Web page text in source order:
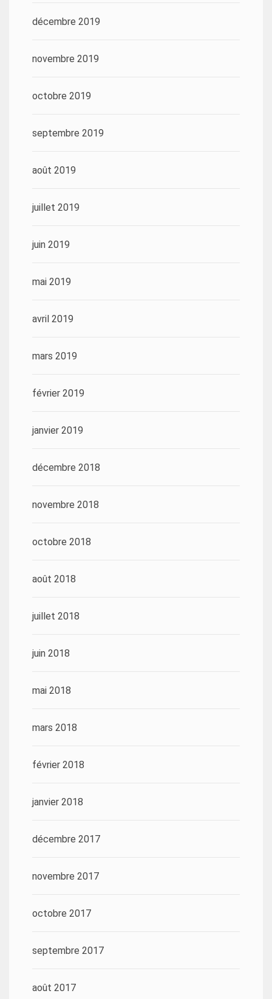
décembre 2019
novembre 2019
octobre 2019
septembre 2019
août 2019
juillet 2019
juin 2019
mai 2019
avril 2019
mars 2019
février 2019
janvier 2019
décembre 2018
novembre 2018
octobre 2018
août 2018
juillet 2018
juin 2018
mai 2018
mars 2018
février 2018
janvier 2018
décembre 2017
novembre 2017
octobre 2017
septembre 2017
août 2017